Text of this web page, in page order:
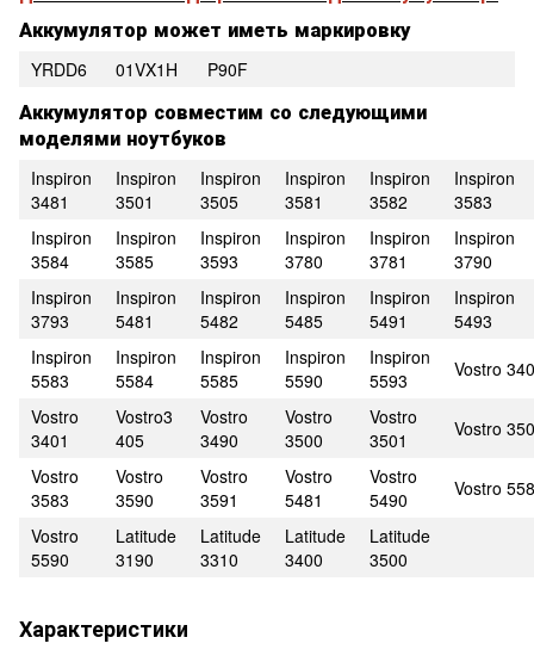
Аккумулятор может иметь маркировку
YRDD6 01VX1H P90F
Аккумулятор совместим со следующими
моделями ноутбуков
Inspiron
3481
Inspiron
3501
Inspiron
3505
Inspiron
3581
Inspiron
3582
Inspiron
3583
Inspiron
3584
Inspiron
3585
Inspiron
3593
Inspiron
3780
Inspiron
3781
Inspiron
3790
Inspiron
3793
Inspiron
5481
Inspiron
5482
Inspiron
5485
Inspiron
5491
Inspiron
5493
Inspiron
5583
Inspiron
5584
Inspiron
5585
Inspiron
5590
Inspiron
5593
Vostro
Vostro
3401
Vostro3
405
Vostro
3490
Vostro
3500
Vostro
3501
Vostro
Vostro
3583
Vostro
3590
Vostro
3591
Vostro
5481
Vostro
5490
Vostro
Vostro
5590
Latitude
3190
Latitude
3310
Latitude
3400
Latitude
3500
Характеристики